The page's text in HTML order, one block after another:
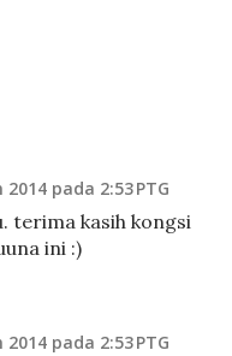
2014 pada 2:53 PTG
terima kasih kongsi
ini :)
2014 pada 2:53 PTG